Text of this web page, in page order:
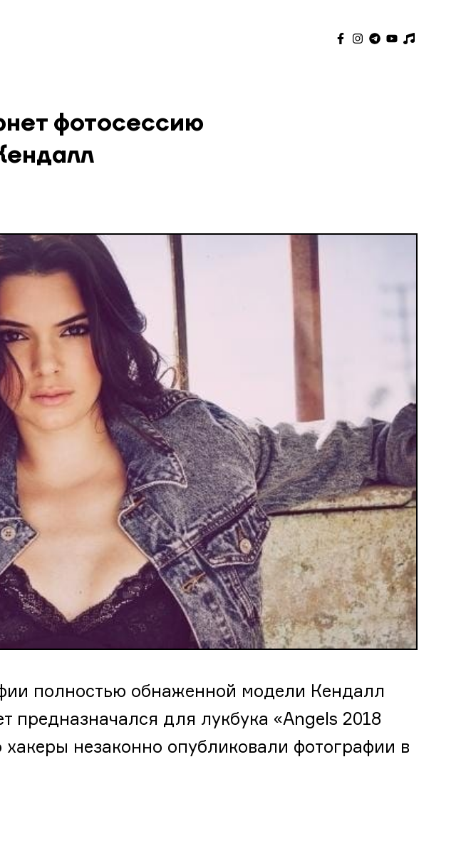
фотосессию
полностью обнаженной модели Кендалл
предназначался для лукбука «Angels 2018
хакеры незаконно опубликовали фотографии в